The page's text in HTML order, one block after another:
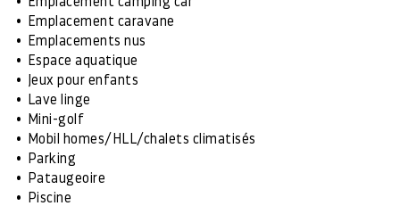
Emplacement caravane
Emplacements nus
Espace aquatique
Jeux pour enfants
Lave linge
Mini-golf
Mobil homes/HLL/chalets climatisés
Parking
Pataugeoire
Piscine